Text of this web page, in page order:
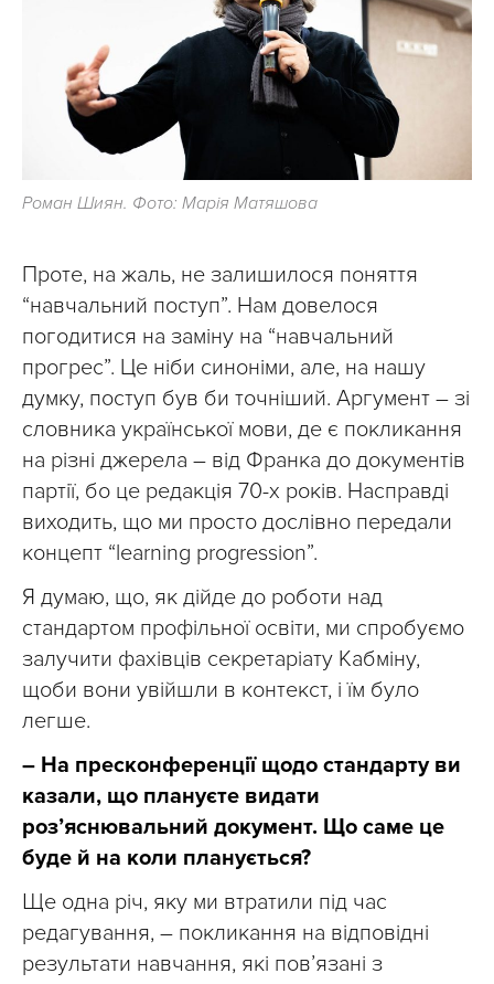
Роман Шиян. Фото: Марія Матяшова
Проте, на жаль, не залишилося поняття
“навчальний поступ”. Нам довелося
погодитися на заміну на “навчальний
прогрес”. Це ніби синоніми, але, на нашу
думку, поступ був би точніший. Аргумент – зі
словника української мови, де є покликання
на різні джерела – від Франка до документів
партії, бо це редакція 70-х років. Насправді
виходить, що ми просто дослівно передали
концепт “learning progression”.
Я думаю, що, як дійде до роботи над
стандартом профільної освіти, ми спробуємо
залучити фахівців секретаріату Кабміну,
щоби вони увійшли в контекст, і їм було
легше.
– На пресконференції щодо стандарту ви
казали, що плануєте видати
роз’яснювальний документ. Що саме це
буде й на коли планується?
Ще одна річ, яку ми втратили під час
редагування, – покликання на відповідні
результати навчання, які пов’язані з